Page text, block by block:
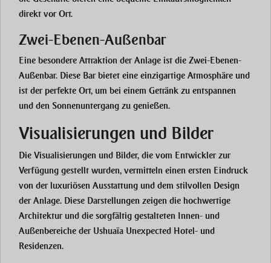
direkt vor Ort.
Zwei-Ebenen-Außenbar
Eine besondere Attraktion der Anlage ist die Zwei-Ebenen-
Außenbar. Diese Bar bietet eine einzigartige Atmosphäre und
ist der perfekte Ort, um bei einem Getränk zu entspannen
und den Sonnenuntergang zu genießen.
Visualisierungen und Bilder
Die Visualisierungen und Bilder, die vom Entwickler zur
Verfügung gestellt wurden, vermitteln einen ersten Eindruck
von der luxuriösen Ausstattung und dem stilvollen Design
der Anlage. Diese Darstellungen zeigen die hochwertige
Architektur und die sorgfältig gestalteten Innen- und
Außenbereiche der Ushuaïa Unexpected Hotel- und
Residenzen.